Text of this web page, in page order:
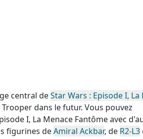
central deStar Wars : Episode I, La
dans le futur. Vous pouvez
I, La Menace Fantôme avec
figurines deAmiral Ackbar, de R2-L3